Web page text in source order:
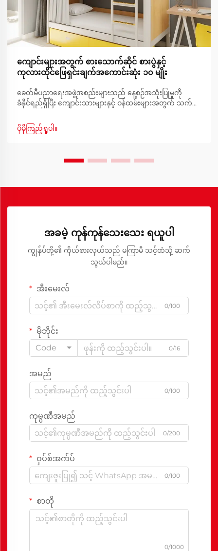
ကျောင်းများအတွက် စားသောက်ဆိုင် စားပွဲနှင့်
ကုလားထိုင်ဖြေရှင်းချက်အကောင်းဆုံး ၁၀ မျိုး
ခေတ်မီပညာရေးအဖွဲ့အစည်းများသည် နေ့စဉ်အသုံးပြုမှုကို
ခံနိုင်ရည်ရှိပြီး ကျောင်းသားများနှင့် ဝန်ထမ်းများအတွက် သက်
သော ပရိဘောဂများကို လိုအပ်ပါသည်။ ကျောင်းများ၏
စားသောက်ဆိုင်နှင့် ထမင်းစားခန်းများသည် ကျောင်းသားများ
ပိုမိုကြည့်ရှုပါ။
အခမဲ့ ကုန်ကုန်သေးသေး ရယူပါ
ကျွန်ုပ်တို့၏ ကိုယ်စားလှယ်သည် မကြာမီ သင့်ထံသို့ ဆက်
သွယ်ပါမည်။
အီးမေးလ်
0/100
မိုဘိုင်း
Code
0/16
အမည်
0/100
ကုမ္ပဏီအမည်
0/200
ဝှပ်စ်အက်ပ်
0/100
စာတို
0/1000